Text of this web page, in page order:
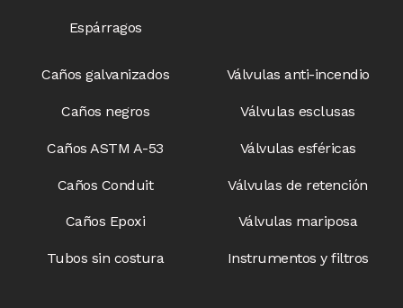
Espárragos
Caños galvanizados
Caños negros
Caños ASTM A-53
Caños Conduit
Caños Epoxi
Tubos sin costura
Válvulas anti-incendio​
Válvulas esclusas​
Válvulas esféricas
Válvulas de retención
Válvulas mariposa
Instrumentos y filtros